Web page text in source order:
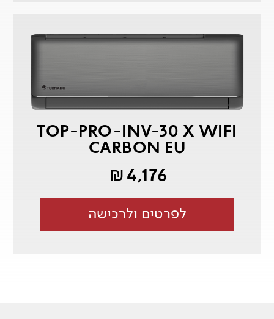
TOP-PRO-INV-30 X WIFI
CARBON EU
4,176
₪
לפרטים ולרכישה